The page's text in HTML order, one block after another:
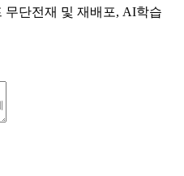
단전재 및 재배포, AI학습